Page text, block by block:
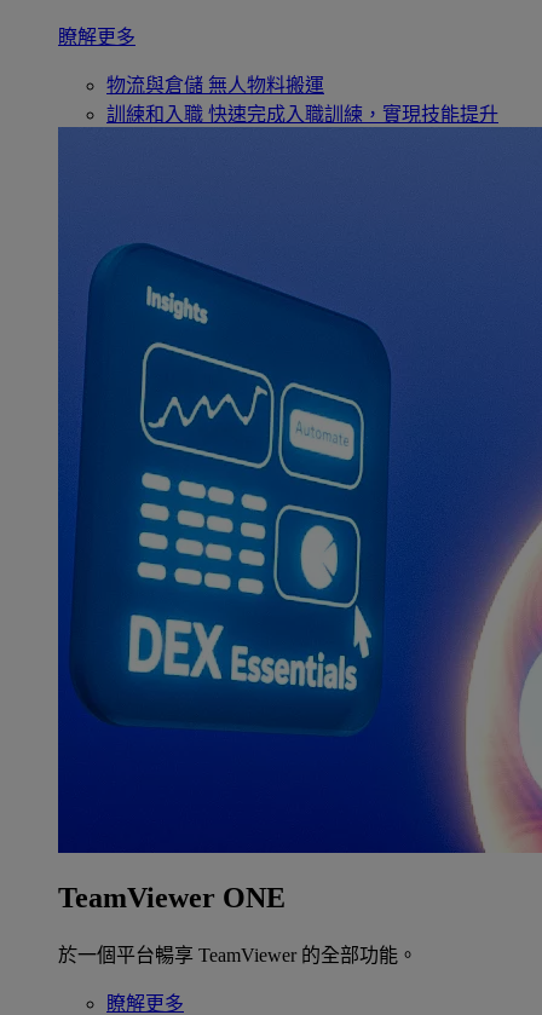
瞭解更多
物流與倉儲 無人物料搬運
訓練和入職 快速完成入職訓練，實現技能提升
TeamViewer ONE
於一個平台暢享 TeamViewer 的全部功能。
瞭解更多